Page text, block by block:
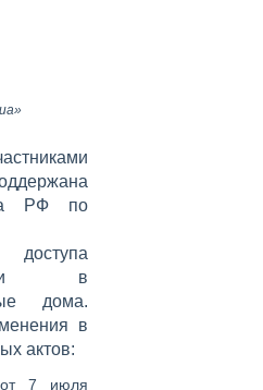
РФ по
доступа
в
дома.
в
актов:
от 7 июля